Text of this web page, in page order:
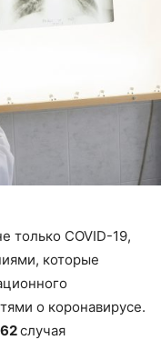
только COVID-19,
которые
о коронавирусе.
62случая